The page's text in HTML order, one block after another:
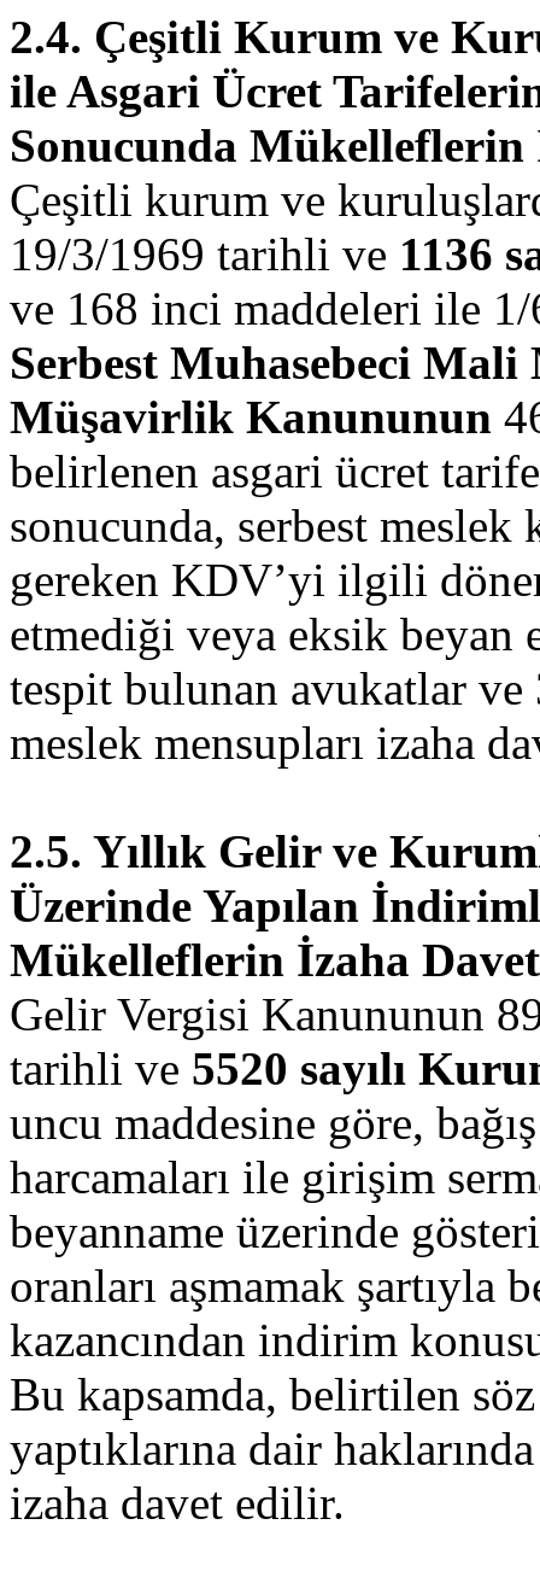
2.4. Çeşitli Kurum ve
ile Asgari Ücret
Sonucunda Mükelleflerin
Çeşitli kurum ve
19/3/1969 tarihli ve 1136
ve 168 inci maddeleri ile
Serbest Muhasebeci
Müşavirlik Kanununun
belirlenen asgari ücret
sonucunda, serbest meslek
gereken KDV’yi ilgili
etmediği veya eksik beyan
tespit bulunan avukatlar ve
meslek mensupları izaha
2.5. Yıllık Gelir ve
Üzerinde Yapılan
Mükelleflerin İzaha
Gelir Vergisi Kanununun
tarihli ve 5520 sayılı
uncu maddesine göre,
harcamaları ile girişim
beyanname üzerinde
oranları aşmamak şartıyla
kazancından indirim
Bu kapsamda, belirtilen
yaptıklarına dair
izaha davet edilir.